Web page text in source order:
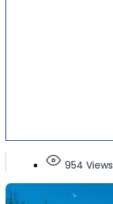
954 Views